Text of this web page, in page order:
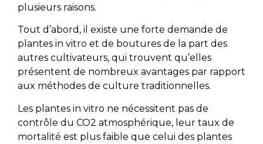
plusieurs raisons.
Tout d’abord, il existe une forte demande de
plantes in vitro et de boutures de la part des
autres cultivateurs, qui trouvent qu’elles
présentent de nombreux avantages par rapport
aux méthodes de culture traditionnelles.
Les plantes in vitro ne nécessitent pas de
contrôle du CO2 atmosphérique, leur taux de
mortalité est plus faible que celui des plantes